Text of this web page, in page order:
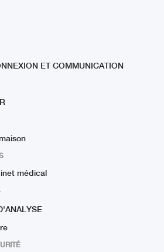
ET COMMUNICATION
médical